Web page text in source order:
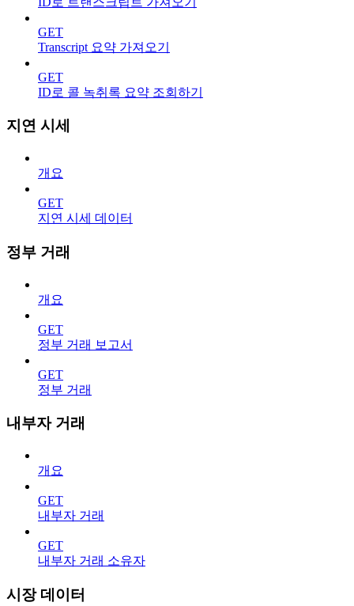
GET
Transcript 요약 가져오기
GET
ID로 콜 녹취록 요약 조회하기
지연 시세
개요
GET
지연 시세 데이터
정부 거래
개요
GET
정부 거래 보고서
GET
정부 거래
내부자 거래
개요
GET
내부자 거래
GET
내부자 거래 소유자
시장 데이터